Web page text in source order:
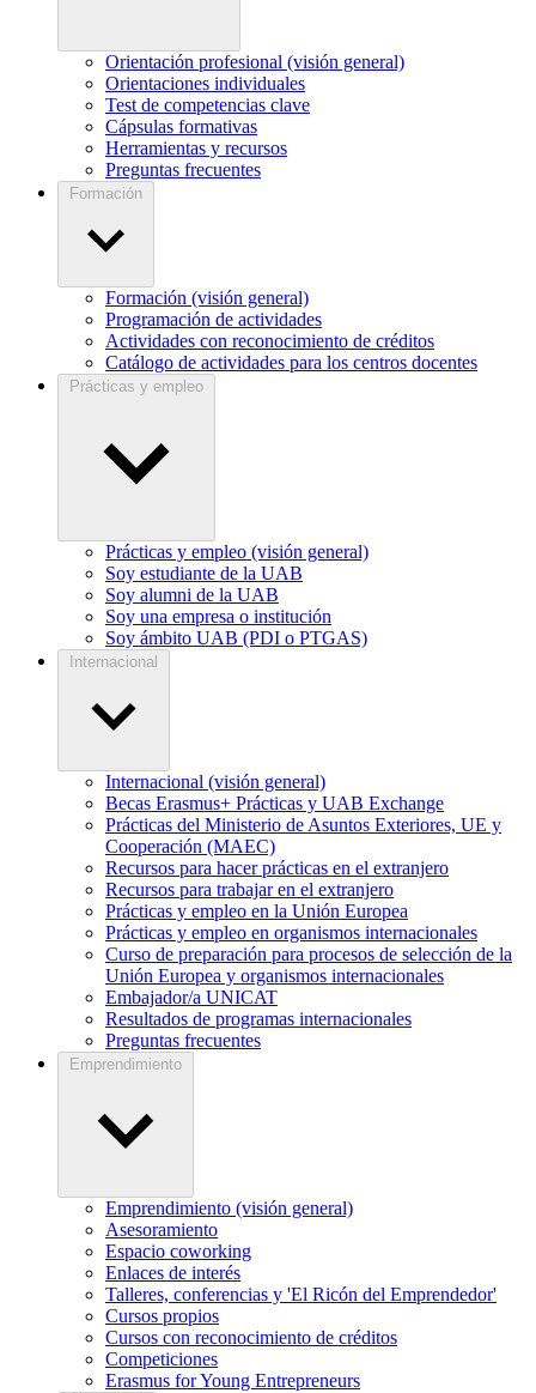
Orientación profesional (visión general)
Orientaciones individuales
Test de competencias clave
Cápsulas formativas
Herramientas y recursos
Preguntas frecuentes
Formación
Formación (visión general)
Programación de actividades
Actividades con reconocimiento de créditos
Catálogo de actividades para los centros docentes
Prácticas y empleo
Prácticas y empleo (visión general)
Soy estudiante de la UAB
Soy alumni de la UAB
Soy una empresa o institución
Soy ámbito UAB (PDI o PTGAS)
Internacional
Internacional (visión general)
Becas Erasmus+ Prácticas y UAB Exchange
Prácticas del Ministerio de Asuntos Exteriores, UE y
Cooperación (MAEC)
Recursos para hacer prácticas en el extranjero
Recursos para trabajar en el extranjero
Prácticas y empleo en la Unión Europea
Prácticas y empleo en organismos internacionales
Curso de preparación para procesos de selección de la
Unión Europea y organismos internacionales
Embajador/a UNICAT
Resultados de programas internacionales
Preguntas frecuentes
Emprendimiento
Emprendimiento (visión general)
Asesoramiento
Espacio coworking
Enlaces de interés
Talleres, conferencias y 'El Ricón del Emprendedor'
Cursos propios
Cursos con reconocimiento de créditos
Competiciones
Erasmus for Young Entrepreneurs